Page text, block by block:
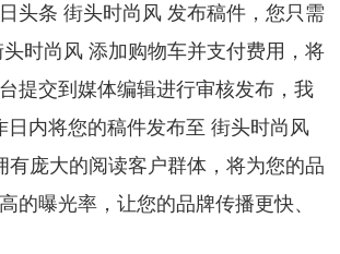
头条 街头时尚风 发布稿件，您只需
时尚风 添加购物车并支付费用，将
提交到媒体编辑进行审核发布，我
日内将您的稿件发布至 街头时尚风
有庞大的阅读客户群体，将为您的品
的曝光率，让您的品牌传播更快、